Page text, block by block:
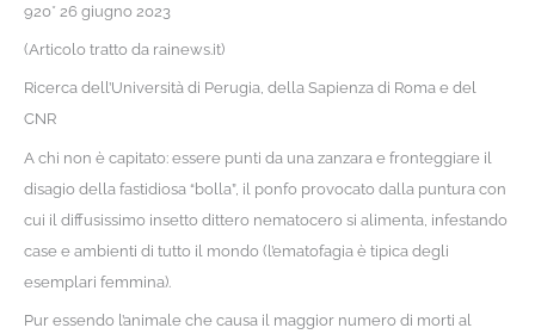
920* 26 giugno 2023
(Articolo tratto da rainews.it)
Ricerca dell’Università di Perugia, della Sapienza di Roma e del
CNR
A chi non è capitato: essere punti da una zanzara e fronteggiare il
disagio della fastidiosa “bolla”, il ponfo provocato dalla puntura con
cui il diffusissimo insetto dittero nematocero si alimenta, infestando
case e ambienti di tutto il mondo (l’ematofagia è tipica degli
esemplari femmina).
Pur essendo l’animale che causa il maggior numero di morti al